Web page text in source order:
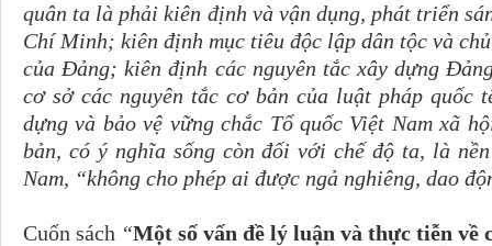
quân ta là phải kiên định và vận dụng, phát triển
Chí Minh; kiên định mục tiêu độc lập dân tộc và
của Đảng; kiên định các nguyên tắc xây dựng
cơ sở các nguyên tắc cơ bản của luật pháp quốc
dựng và bảo vệ vững chắc Tổ quốc Việt Nam xã
bản, có ý nghĩa sống còn đối với chế độ ta, là
Nam, “không cho phép ai được ngả nghiêng, dao
Cuốn sách “Một số vấn đề lý luận và thực tiễn về